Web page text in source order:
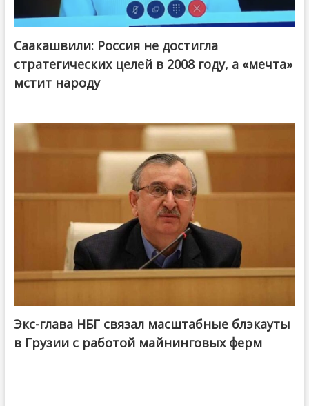
Саакашвили: Россия не достигла
стратегических целей в 2008 году, а «мечта»
мстит народу
Экс-глава НБГ связал масштабные блэкауты
в Грузии с работой майнинговых ферм